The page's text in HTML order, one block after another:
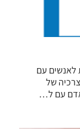
לאנשים עם
של
עם ל…